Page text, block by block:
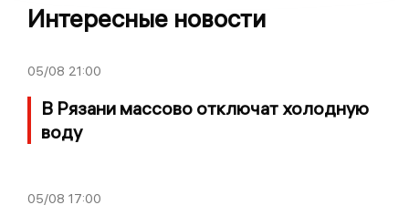
Интересные новости
05/08 21:00
В Рязани массово отключат холодную
воду
05/08 17:00